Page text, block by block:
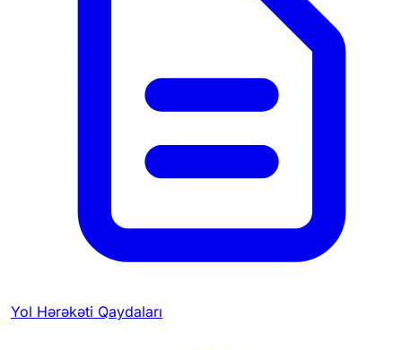
Yol Hərəkəti Qaydaları